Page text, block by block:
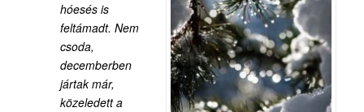
hóesés is
feltámadt. Nem
csoda,
decemberben
jártak már,
közeledett a